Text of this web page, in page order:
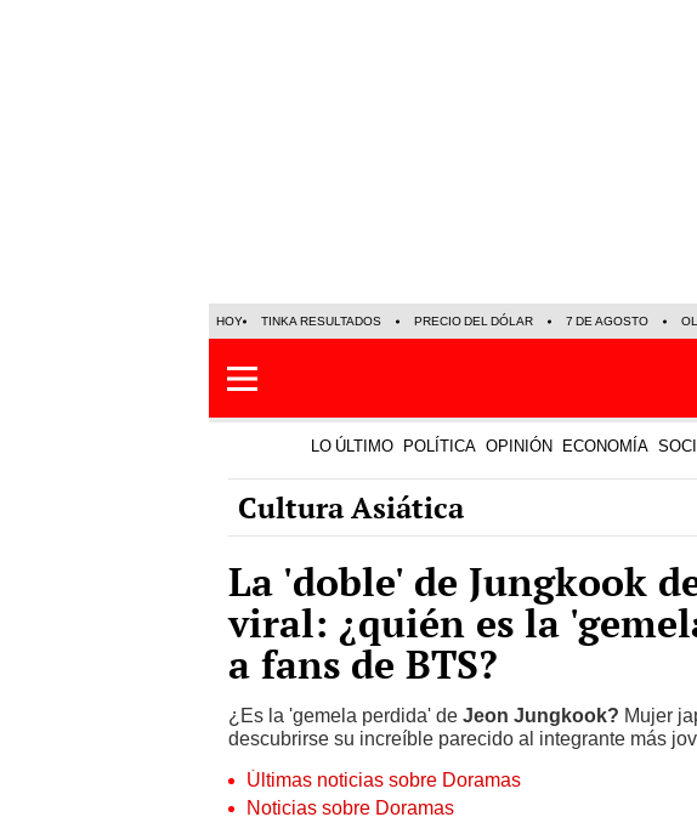
HOY TINKA RESULTADOS PRECIO DEL DÓLAR 7 DE AGOSTO
LO ÚLTIMO POLÍTICA OPINIÓN ECONOMÍA
Cultura Asiática
La 'doble' de Jungkook
viral: ¿quién es la
a fans de BTS?
¿Es la 'gemela perdida' de Jeon Jungkook? Mujer
descubrirse su increíble parecido al integrante más
Últimas noticias sobre Doramas
Noticias sobre Doramas